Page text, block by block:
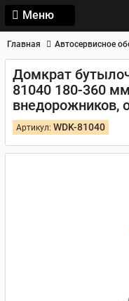
Меню
Главная Автосервисное
Домкрат
81040 180-360
внедорожников,
Артикул: WDK-81040